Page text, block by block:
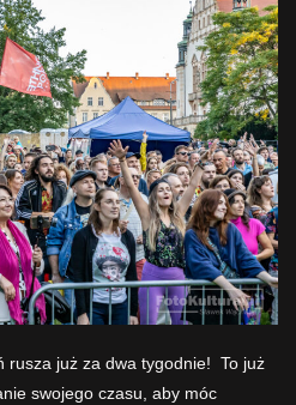
rusza już za dwa tygodnie! To już
swojego czasu, aby móc